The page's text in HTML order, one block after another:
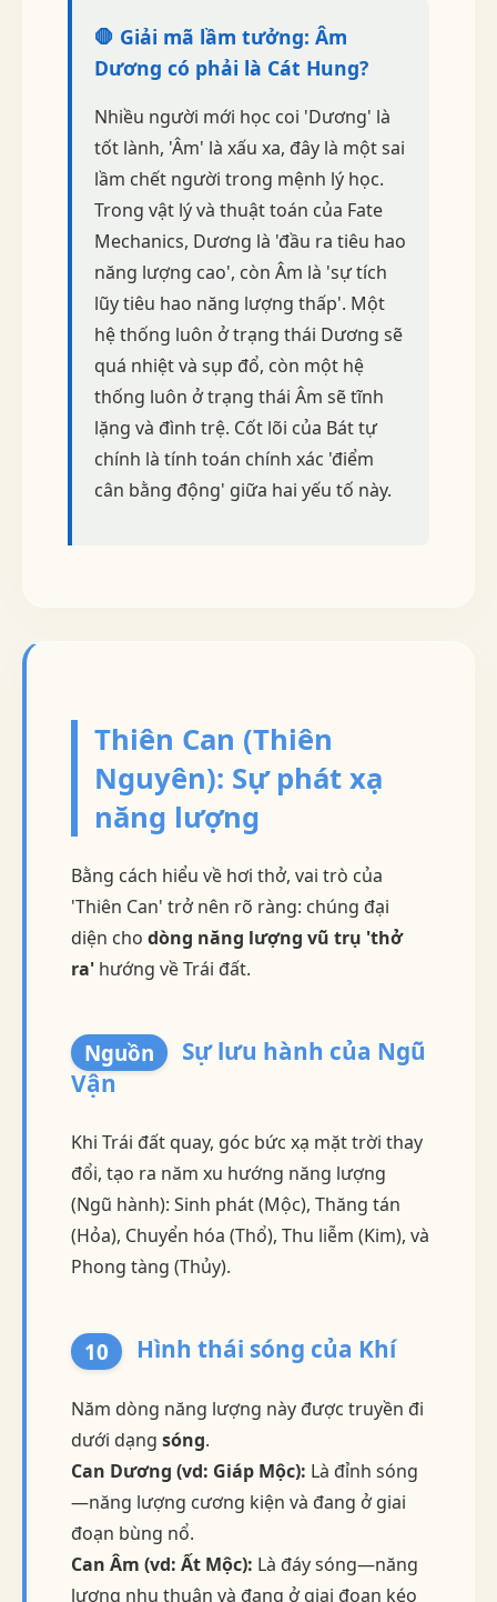
🛑 Giải mã lầm tưởng: Âm
Dương có phải là Cát Hung?
Nhiều người mới học coi 'Dương' là
tốt lành, 'Âm' là xấu xa, đây là một sai
lầm chết người trong mệnh lý học.
Trong vật lý và thuật toán của Fate
Mechanics, Dương là 'đầu ra tiêu hao
năng lượng cao', còn Âm là 'sự tích
lũy tiêu hao năng lượng thấp'. Một
hệ thống luôn ở trạng thái Dương sẽ
quá nhiệt và sụp đổ, còn một hệ
thống luôn ở trạng thái Âm sẽ tĩnh
lặng và đình trệ. Cốt lõi của Bát tự
chính là tính toán chính xác 'điểm
cân bằng động' giữa hai yếu tố này.
Thiên Can (Thiên
Nguyên): Sự phát xạ
năng lượng
Bằng cách hiểu về hơi thở, vai trò của
'Thiên Can' trở nên rõ ràng: chúng đại
diện cho dòng năng lượng vũ trụ 'thở
ra' hướng về Trái đất.
Nguồn
Sự lưu hành của Ngũ
Vận
Khi Trái đất quay, góc bức xạ mặt trời thay
đổi, tạo ra năm xu hướng năng lượng
(Ngũ hành): Sinh phát (Mộc), Thăng tán
(Hỏa), Chuyển hóa (Thổ), Thu liễm (Kim), và
Phong tàng (Thủy).
10 Hình thái sóng của Khí
Năm dòng năng lượng này được truyền đi
dưới dạng sóng.
Can Dương (vd: Giáp Mộc): Là đỉnh sóng
—năng lượng cương kiện và đang ở giai
đoạn bùng nổ.
Can Âm (vd: Ất Mộc): Là đáy sóng—năng
lượng nhu thuận và đang ở giai đoạn kéo